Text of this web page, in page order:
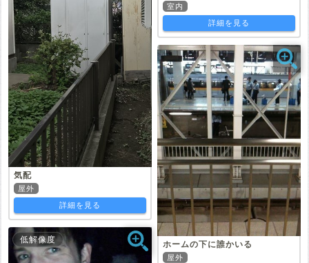
気配
屋外
詳細を見る
低解像度
室内
詳細を見る
ホームの下に誰かいる
屋外